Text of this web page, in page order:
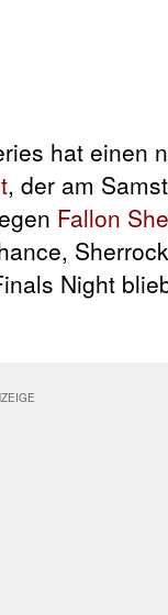
hat einen
, der am
Fallon
Night